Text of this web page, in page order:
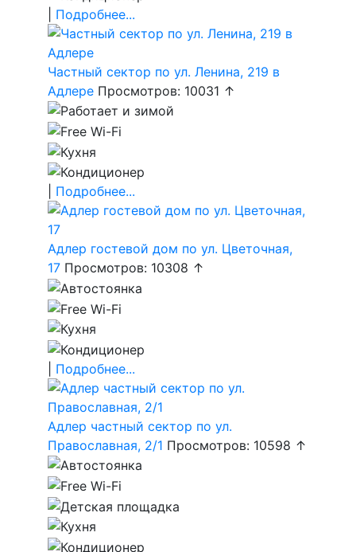
Подробнее...
Частный сектор по ул. Ленина, 219 в
Адлере Просмотров: 10031 ↑
Подробнее...
Адлер гостевой дом по ул. Цветочная,
17 Просмотров: 10308 ↑
Подробнее...
Адлер частный сектор по ул.
Православная, 2/1 Просмотров: 10598 ↑